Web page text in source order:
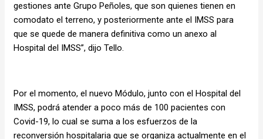
gestiones ante Grupo Peñoles, que son quienes tienen en
comodato el terreno, y posteriormente ante el IMSS para
que se quede de manera definitiva como un anexo al
Hospital del IMSS”, dijo Tello.
Por el momento, el nuevo Módulo, junto con el Hospital del
IMSS, podrá atender a poco más de 100 pacientes con
Covid-19, lo cual se suma a los esfuerzos de la
reconversión hospitalaria que se organiza actualmente en el